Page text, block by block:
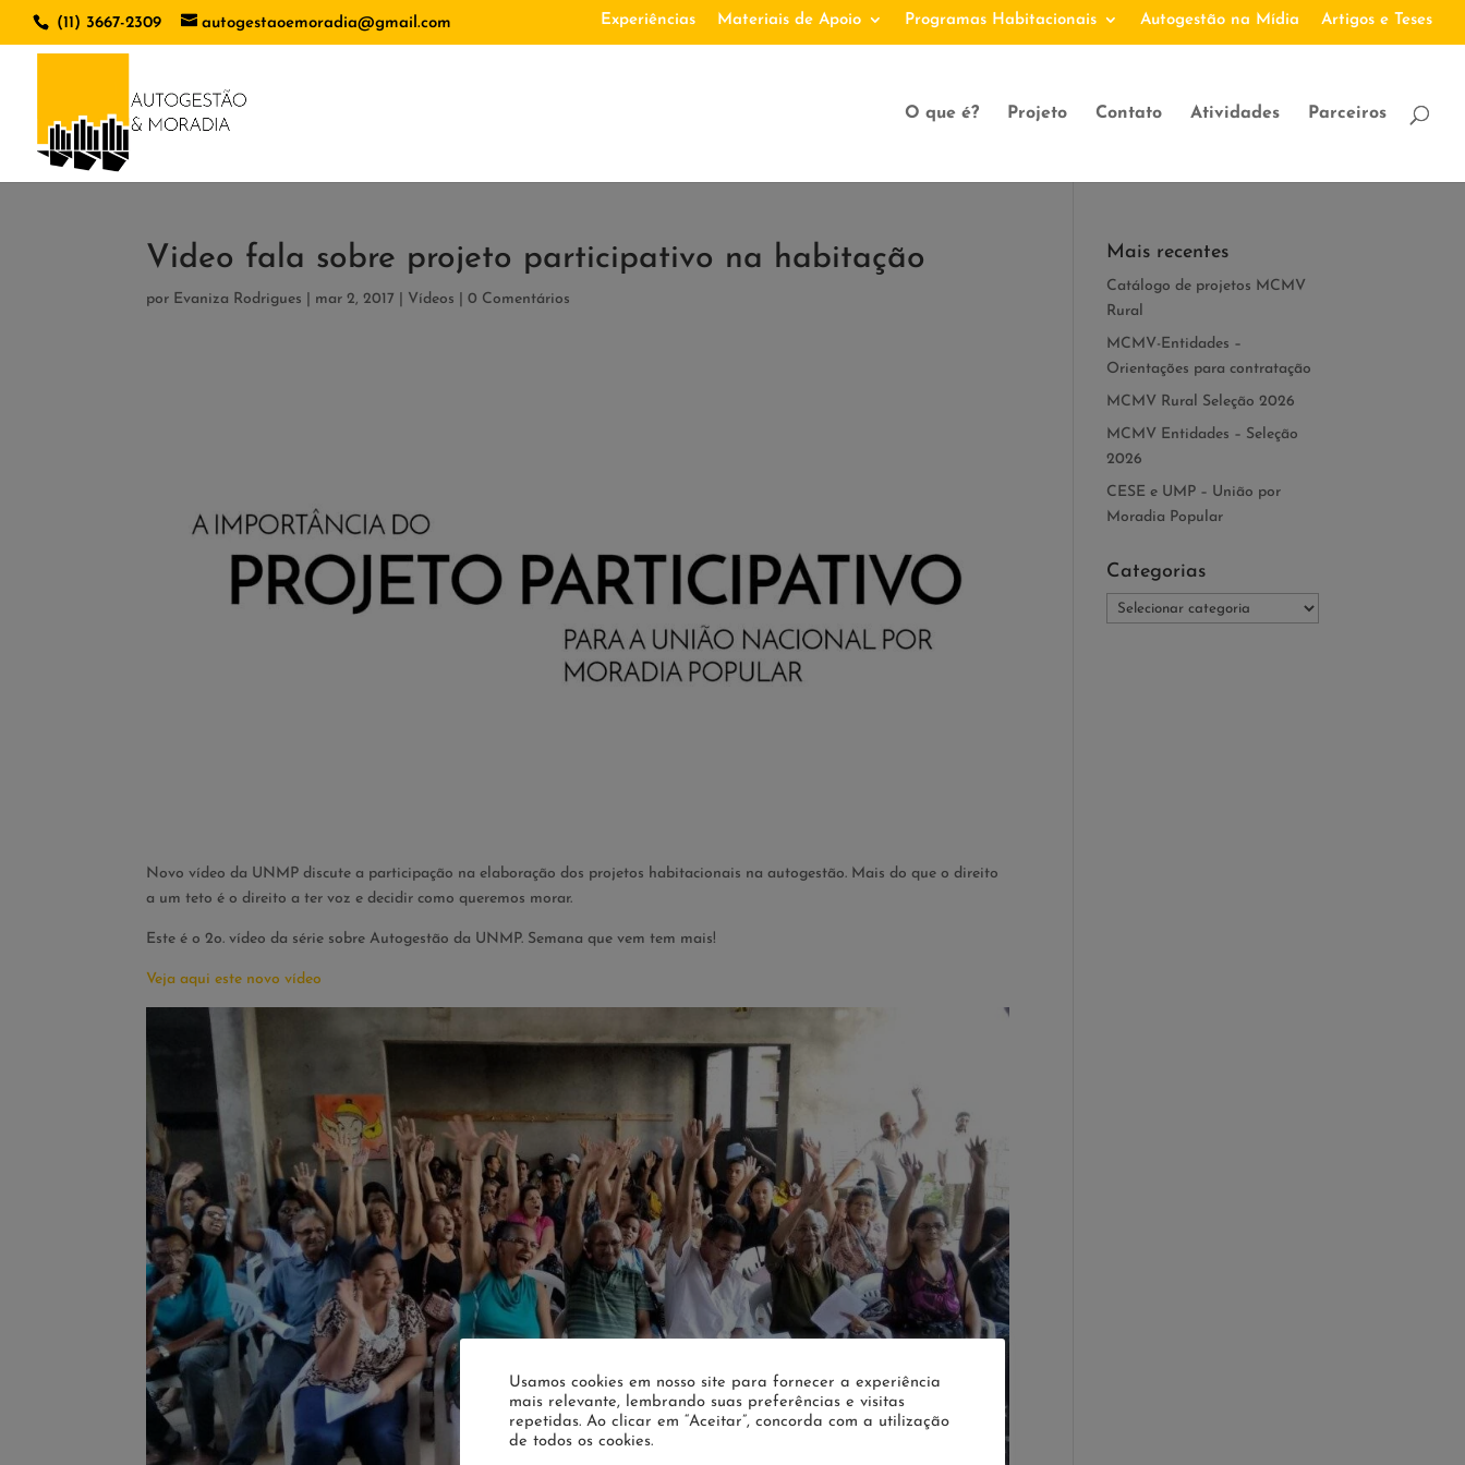
(11) 3667-2309 autogestaoemoradia@gmail.com Experiências Materiais de Apoio Programas Habitacionais Autogestão na Mídia Artigos e Teses
O que é? Projeto Contato Atividades Parceiros
Video fala sobre projeto participativo na habitação
por Evaniza Rodrigues mar 2, 2017 Vídeos |0 Comentários
Novo vídeo da UNMP discute a participação na elaboração dos projetos habitacionais na autogestão. Mais do que o direito
a um teto é o direito a ter voz e decidir como queremos morar.
Este é o 2o. vídeo da série sobre Autogestão da UNMP. Semana que vem tem mais!
Veja aqui este novo vídeo
Mais recentes
Catálogo de projetos MCMV
Rural
MCMV-Entidades –
Orientações para contratação
MCMV Rural Seleção 2026
MCMV Entidades – Seleção
2026
CESE e UMP – União por
Moradia Popular
Categorias
Categorias
Usamos cookies em nosso site para fornecer a experiência
mais relevante, lembrando suas preferências e visitas
repetidas. Ao clicar em “Aceitar”, concorda com a utilização
de todos os cookies.